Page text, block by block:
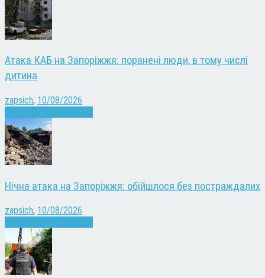
Атака КАБ на Запоріжжя: поранені люди, в тому числі
дитина
zapsich, 10/08/2026
Нічна атака на Запоріжжя: обійшлося без постраждалих
zapsich, 10/08/2026